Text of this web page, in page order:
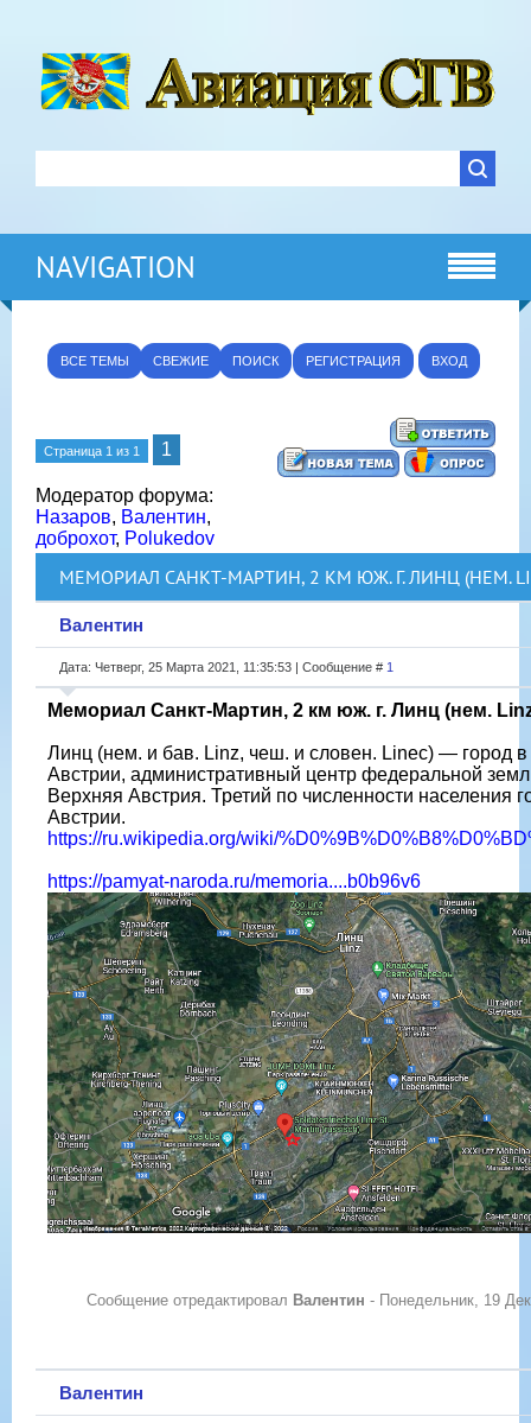
NAVIGATION
ВСЕ ТЕМЫ СВЕЖИЕ ПОИСК РЕГИСТРАЦИЯ ВХОД
Страница 1 из 1 1
Модератор форума:
Назаров, Валентин,
доброхот, Polukedov
МЕМОРИАЛ САНКТ-МАРТИН, 2 КМ ЮЖ. Г. ЛИНЦ (НЕМ.
Валентин
Дата: Четверг, 25 Марта 2021, 11:35:53 | Сообщение # 1
Мемориал Санкт-Мартин, 2 км юж. г. Линц (нем.
Линц (нем. и бав. Linz, чеш. и словен. Linec) — город в
Австрии, административный центр федеральной
Верхняя Австрия. Третий по численности населения
Австрии.
https://ru.wikipedia.org/wiki/
https://pamyat-naroda.ru/memoria....b0b96v6
Сообщение отредактировал Валентин - Понедельник, 19
Валентин